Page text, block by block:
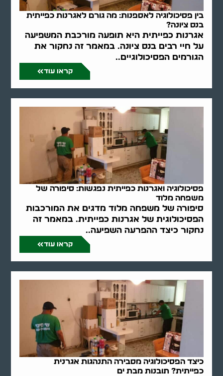
בין פסיכולוגיה לאספנות: מה גורם לאגרנות כפייתית
בנס ציונה?
אגרנות כפייתית היא תופעה מורכבת המשפיעה
על חיי רבים בנס ציונה. במאמר זה נחקור את
הגורמים הפסיכולוגיים..
קראו עוד
פסיכולוגיה ואגרנות כפייתית נפגשות: סיפורה של
משפחה מלוד
סיפורה של משפחה מלוד מדגים את המורכבות
הפסיכולוגית של אגרנות כפייתית. במאמר זה
נחקור כיצד ההפרעה השפיעה..
קראו עוד
כיצד הפסיכולוגיה מסבירה התנהגות אגרנית
כפייתית? תובנות מבת ים